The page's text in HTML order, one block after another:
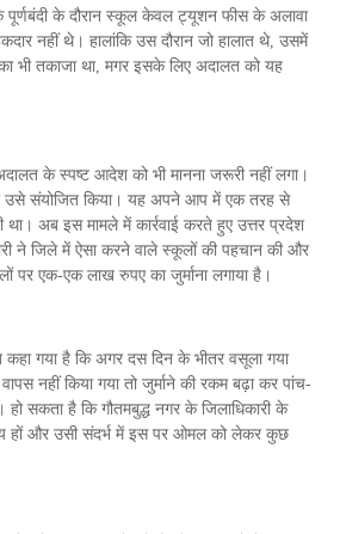
पूर्णबंदी के दौरान स्कूल केवल ट्यूशन फीस के अलावा
नहीं थे। हालांकि उस दौरान जो हालात थे, उसमें
भी तकाजा था, मगर इसके लिए अदालत को यह
के स्पष्ट आदेश को भी मानना जरूरी नहीं लगा।
उसे संयोजित किया। यह अपने आप में एक तरह से
अब इस मामले में कार्रवाई करते हुए उत्तर प्रदेश
ने जिले में ऐसा करने वाले स्कूलों की पहचान की और
पर एक-एक लाख रुपए का जुर्माना लगाया है।
कहा गया है कि अगर दस दिन के भीतर वसूला गया
नहीं किया गया तो जुर्माने की रकम बढ़ा कर पांच-
सकता है कि गौतमबुद्ध नगर के जिलाधिकारी के
हों और उसी संदर्भ में इस पर ओमल को लेकर कुछ